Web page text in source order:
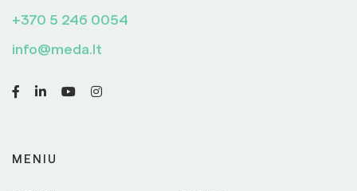
+370 5 246 0054
info@meda.lt
MENIU